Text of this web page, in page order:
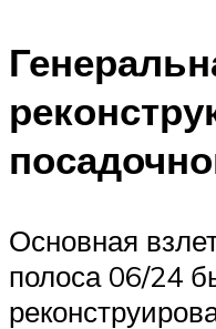
Основная
полоса 06/24